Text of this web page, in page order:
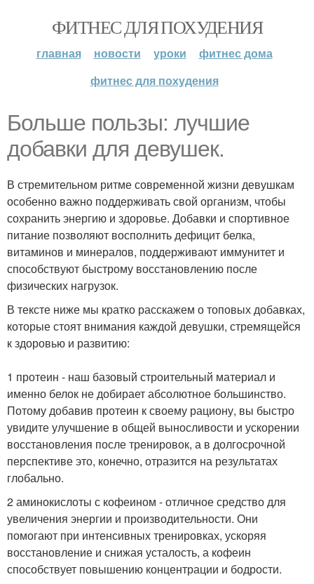
ФИТНЕС ДЛЯ ПОХУДЕНИЯ
главная новости уроки
фитнес дома
фитнес для похудения
Больше пользы: лучшие
добавки для девушек.
В стремительном ритме современной жизни девушкам
особенно важно поддерживать свой организм, чтобы
сохранить энергию и здоровье. Добавки и спортивное
питание позволяют восполнить дефицит белка,
витаминов и минералов, поддерживают иммунитет и
способствуют быстрому восстановлению после
физических нагрузок.
В тексте ниже мы кратко расскажем о топовых добавках,
которые стоят внимания каждой девушки, стремящейся
к здоровью и развитию:
1 протеин - наш базовый строительный материал и
именно белок не добирает абсолютное большинство.
Потому добавив протеин к своему рациону, вы быстро
увидите улучшение в общей выносливости и ускорении
восстановления после тренировок, а в долгосрочной
перспективе это, конечно, отразится на результатах
глобально.
2 аминокислоты с кофеином - отличное средство для
увеличения энергии и производительности. Они
помогают при интенсивных тренировках, ускоряя
восстановление и снижая усталость, а кофеин
способствует повышению концентрации и бодрости.